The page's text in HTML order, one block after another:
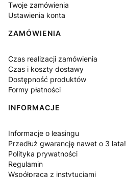
Twoje zamówienia
Ustawienia konta
ZAMÓWIENIA
Czas realizacji zamówienia
Czas i koszty dostawy
Dostępność produktów
Formy płatności
INFORMACJE
Informacje o leasingu
Przedłuż gwarancję nawet o 3 lata!
Polityka prywatności
Regulamin
Współpraca z instytucjami